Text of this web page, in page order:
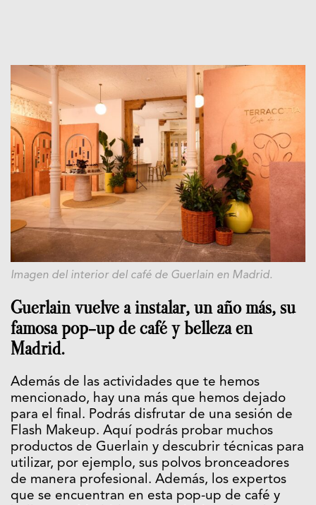
Imagen del interior del café de Guerlain en Madrid.
Guerlain vuelve a instalar, un año más, su
famosa pop-up de café y belleza en
Madrid.
Además de las actividades que te hemos
mencionado, hay una más que hemos dejado
para el final. Podrás disfrutar de una sesión de
Flash Makeup. Aquí podrás probar muchos
productos de Guerlain y descubrir técnicas para
utilizar, por ejemplo, sus polvos bronceadores
de manera profesional. Además, los expertos
que se encuentran en esta pop-up de café y